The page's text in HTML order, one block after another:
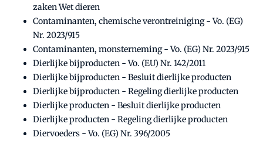
zaken Wet dieren
Contaminanten, chemische verontreiniging - Vo. (EG)
Nr. 2023/915
Contaminanten, monsterneming - Vo. (EG) Nr. 2023/915
Dierlijke bijproducten - Vo. (EU) Nr. 142/2011
Dierlijke bijproducten - Besluit dierlijke producten
Dierlijke bijproducten - Regeling dierlijke producten
Dierlijke producten - Besluit dierlijke producten
Dierlijke producten - Regeling dierlijke producten
Diervoeders - Vo. (EG) Nr. 396/2005